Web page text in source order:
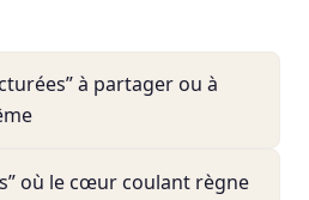
à partager ou à
où le cœur coulant règne